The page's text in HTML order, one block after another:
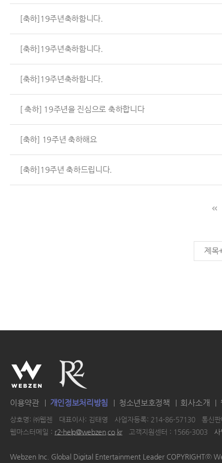
[축하]19주년축하함니다.
[축하]19주년축하함니다.
[축하]19주년축하함니다.
[ 축하] 19주년을 진심으로 축하합니다
[축하] 19주년 축하해요
[축하]19주년 축하드립니다.
제목
이용약관 개인정보처리방침 청소년보호정책 회사소개
상호명: ㈜웹젠 대표이사: 김태영 사업자등록: 214-86-57130
통신
웹마스터메일 : r2-help@webzen.co.kr 고객지원센터 : 1566-3003
Webzen Inc. Global Digital Entertainment Leader COPYRIGHTⓒ